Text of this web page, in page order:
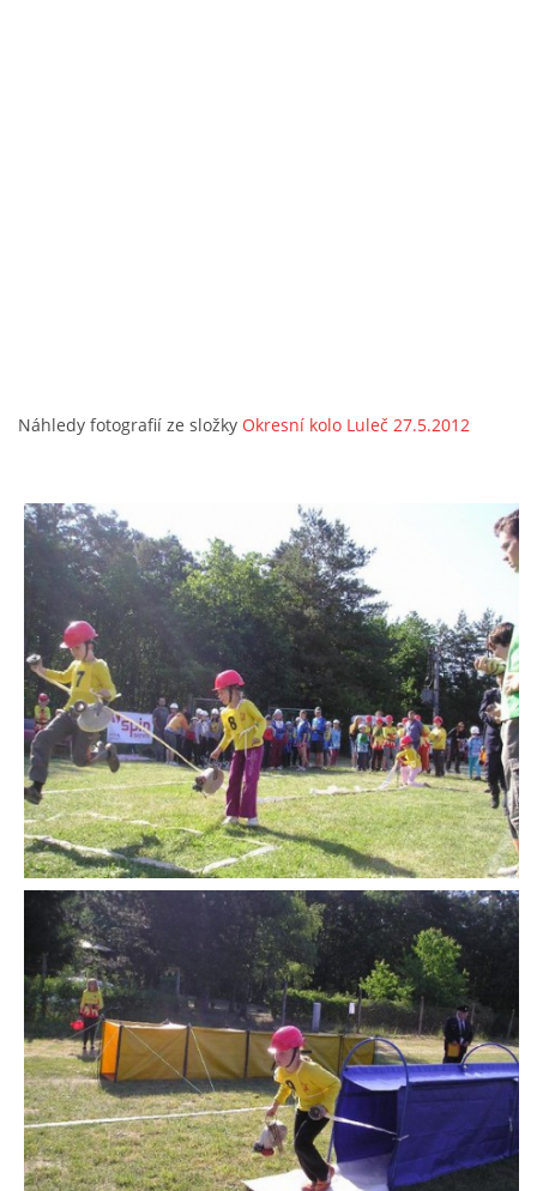
Náhledy fotografií ze složky Okresní kolo Luleč 27.5.2012